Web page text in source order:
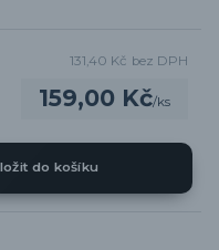
159,00 Kč/ks
131,40 Kč bez DPH
do košíku